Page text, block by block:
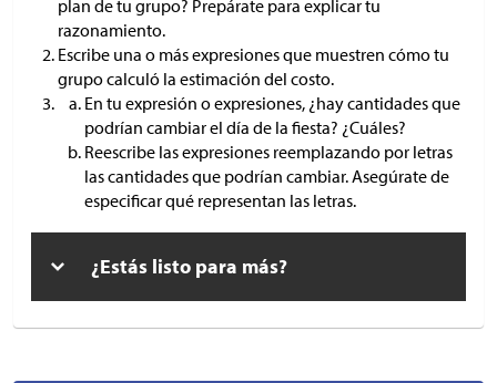
plan de tu grupo? Prepárate para explicar tu
razonamiento.
Escribe una o más expresiones que muestren cómo tu
grupo calculó la estimación del costo.
En tu expresión o expresiones, ¿hay cantidades que
podrían cambiar el día de la fiesta? ¿Cuáles?
Reescribe las expresiones reemplazando por letras
las cantidades que podrían cambiar. Asegúrate de
especificar qué representan las letras.
¿Estás listo para más?